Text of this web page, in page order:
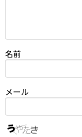
名前
メール